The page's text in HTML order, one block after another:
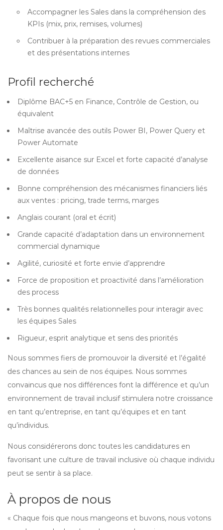
Accompagner les Sales dans la compréhension des
KPIs (mix, prix, remises, volumes)
Contribuer à la préparation des revues commerciales
et des présentations internes
Profil recherché
Diplôme BAC+5 en Finance, Contrôle de Gestion, ou
équivalent
Maîtrise avancée des outils Power BI, Power Query et
Power Automate
Excellente aisance sur Excel et forte capacité d’analyse
de données
Bonne compréhension des mécanismes financiers liés
aux ventes : pricing, trade terms, marges
Anglais courant (oral et écrit)
Grande capacité d’adaptation dans un environnement
commercial dynamique
Agilité, curiosité et forte envie d’apprendre
Force de proposition et proactivité dans l’amélioration
des process
Très bonnes qualités relationnelles pour interagir avec
les équipes Sales
Rigueur, esprit analytique et sens des priorités
Nous sommes fiers de promouvoir la diversité et l’égalité
des chances au sein de nos équipes. Nous sommes
convaincus que nos différences font la différence et qu’un
environnement de travail inclusif stimulera notre croissance
en tant qu’entreprise, en tant qu’équipes et en tant
qu’individus.
Nous considérerons donc toutes les candidatures en
favorisant une culture de travail inclusive où chaque individu
peut se sentir à sa place.
À propos de nous
« Chaque fois que nous mangeons et buvons, nous votons